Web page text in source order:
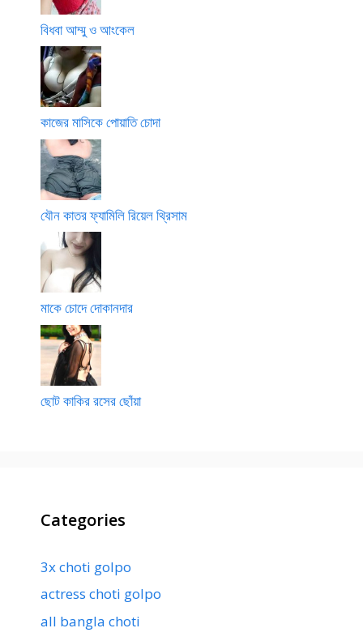
বিধবা আম্মু ও আংকেল
কাজের মাসিকে পোয়াতি চোদা
যৌন কাতর ফ্যামিলি রিয়েল থ্রিসাম
মাকে চোদে দোকানদার
ছোট কাকির রসের ছোঁয়া
Categories
3x choti golpo
actress choti golpo
all bangla choti